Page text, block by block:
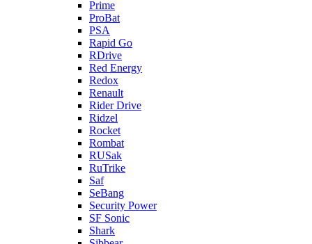
Prime
ProBat
PSA
Rapid Go
RDrive
Red Energy
Redox
Renault
Rider Drive
Ridzel
Rocket
Rombat
RUSak
RuTrike
Saf
SeBang
Security Power
SF Sonic
Shark